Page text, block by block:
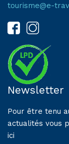
tourisme@e-
Newsletter
Pour être tenu
actualités vous
ici